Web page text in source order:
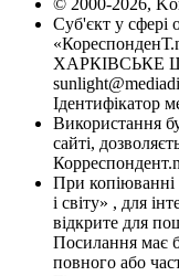
Суб'єкт у сфері
ХАРКІВСЬКЕ
Ідентифікатор
Використання
сайті,
При копіюванні
і світу» , для
відкрите для
Посилання має
повного або